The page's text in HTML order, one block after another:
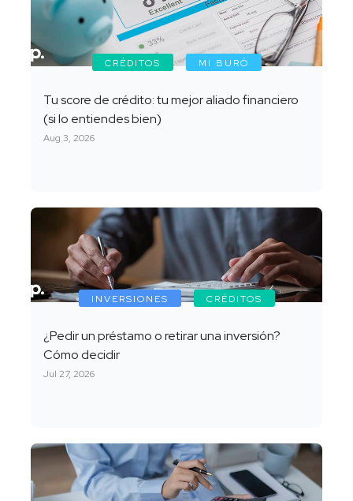
CRÉDITOS MI BURÓ
Tu score de crédito: tu mejor aliado financiero
(si lo entiendes bien)
Aug 3, 2026
INVERSIONES CRÉDITOS
¿Pedir un préstamo o retirar una inversión?
Cómo decidir
Jul 27, 2026